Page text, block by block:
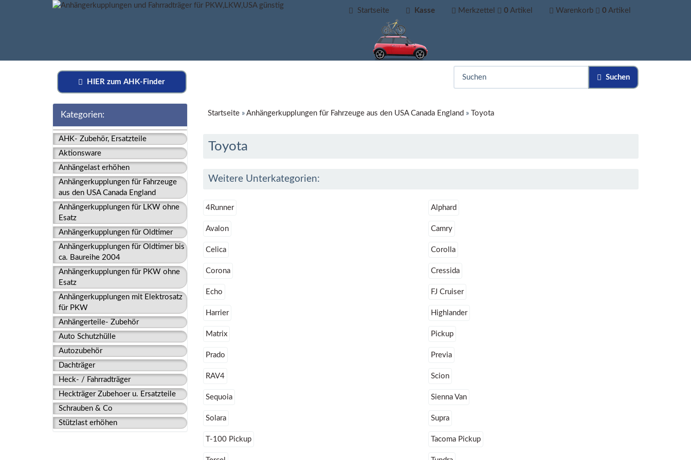
Startseite Kasse Merkzettel 0 Artikel Warenkorb 0 Artikel
Suchen
HIER zum AHK-Finder
Kategorien:
AHK- Zubehör, Ersatzteile
Aktionsware
Anhängelast erhöhen
Anhängerkupplungen für Fahrzeuge
aus den USA Canada England
Anhängerkupplungen für LKW ohne
Esatz
Anhängerkupplungen für Oldtimer
Anhängerkupplungen für Oldtimer bis
ca. Baureihe 2004
Anhängerkupplungen für PKW ohne
Esatz
Anhängerkupplungen mit Elektrosatz
für PKW
Anhängerteile- Zubehör
Auto Schutzhülle
Autozubehör
Dachträger
Heck- / Fahrradträger
Heckträger Zubehoer u. Ersatzteile
Schrauben & Co
Stützlast erhöhen
Startseite» Anhängerkupplungen für Fahrzeuge aus den USA Canada England » Toyota
Toyota
Weitere Unterkategorien:
4Runner Alphard
Avalon Camry
Celica Corolla
Corona Cressida
Echo FJ Cruiser
Harrier Highlander
Matrix Pickup
Prado Previa
RAV4 Scion
Sequoia Sienna Van
Solara Supra
T-100 Pickup Tacoma Pickup